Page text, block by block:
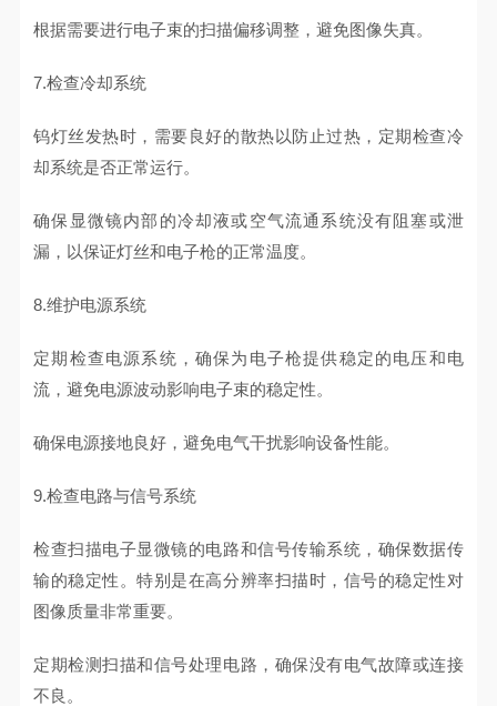
根据需要进行电子束的扫描偏移调整，避免图像失真。
7.检查冷却系统
钨灯丝发热时，需要良好的散热以防止过热，定期检查冷
却系统是否正常运行。
确保显微镜内部的冷却液或空气流通系统没有阻塞或泄
漏，以保证灯丝和电子枪的正常温度。
8.维护电源系统
定期检查电源系统，确保为电子枪提供稳定的电压和电
流，避免电源波动影响电子束的稳定性。
确保电源接地良好，避免电气干扰影响设备性能。
9.检查电路与信号系统
检查扫描电子显微镜的电路和信号传输系统，确保数据传
输的稳定性。特别是在高分辨率扫描时，信号的稳定性对
图像质量非常重要。
定期检测扫描和信号处理电路，确保没有电气故障或连接
不良。